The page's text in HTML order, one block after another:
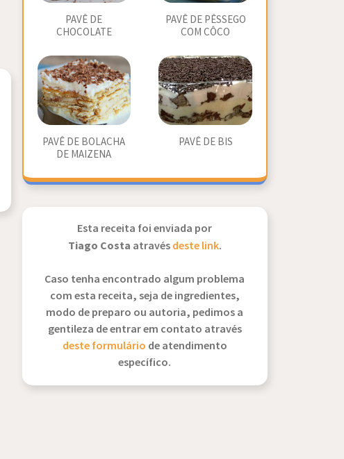
PAVÊ DE
CHOCOLATE
PAVÊ DE PÊSSEGO
COM CÔCO
PAVÊ DE BOLACHA
DE MAIZENA
PAVÊ DE BIS
Esta receita foi enviada por
Tiago Costa atravésdeste link.
Caso tenha encontrado algum problema
com esta receita, seja de ingredientes,
modo de preparo ou autoria, pedimos a
gentileza de entrar em contato através
deste formulário de atendimento
específico.